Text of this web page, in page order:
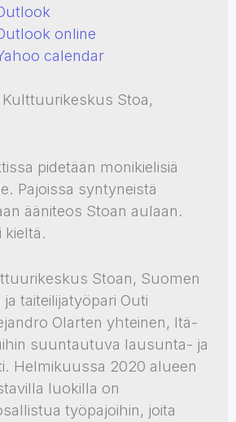
online
calendar
Stoa,
pidetään monikielisiä
Pajoissa syntyneistä
ääniteos Stoan aulaan.
kieltä.
Stoan, Suomen
taiteilijatyöpari Outi
Olarten yhteinen, Itä-
suuntautuva lausunta- ja
Helmikuussa 2020 alueen
luokilla on
työpajoihin, joita